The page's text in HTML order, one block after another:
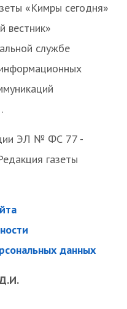
«Кимры сегодня»
вестник»
службе
ЭЛ № ФС 77 -
газеты
данных